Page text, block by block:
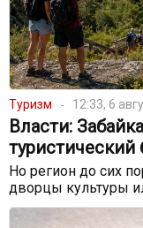
Туризм 12:33, 6
Власти:
туристический
Но регион до сих
дворцы культуры